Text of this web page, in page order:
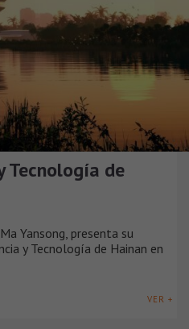
Tecnología de
Yansong, presenta su
y Tecnología de Hainan en
VER +